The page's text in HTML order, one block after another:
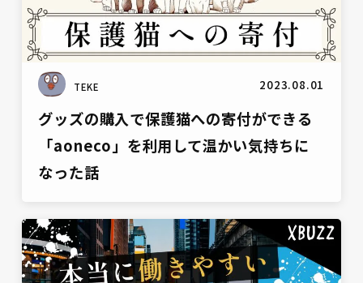
TEKE 2023.08.01
グッズの購入で保護猫への寄付ができる
「aoneco」を利用して温かい気持ちに
なった話
雑談